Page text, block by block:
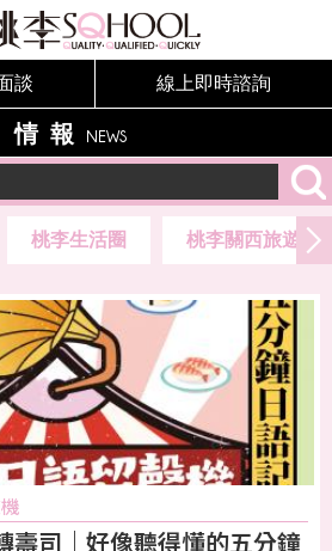
談 線上即時諮詢
情報 NEWS
桃李生活圈 桃李關西旅遊圈
壽司｜好像聽得懂的五分鐘